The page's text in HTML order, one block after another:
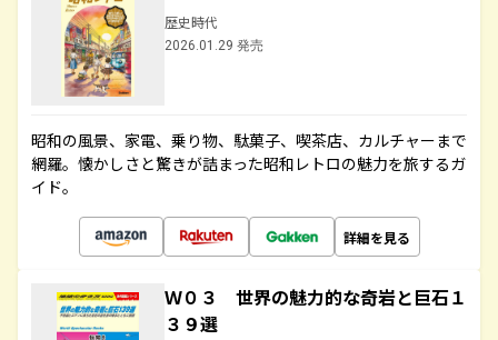
歴史時代
2026.01.29 発売
昭和の風景、家電、乗り物、駄菓子、喫茶店、カルチャーまで
網羅。懐かしさと驚きが詰まった昭和レトロの魅力を旅するガ
イド。
詳細を見る
Ｗ０３ 世界の魅力的な奇岩と巨石１
３９選